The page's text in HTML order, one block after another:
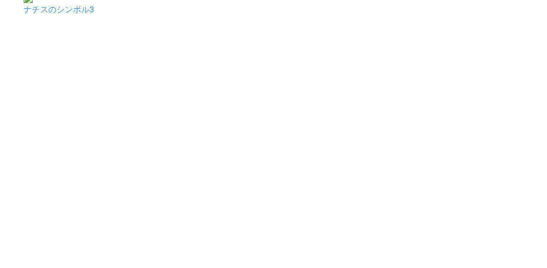
ナチスのシンボル3